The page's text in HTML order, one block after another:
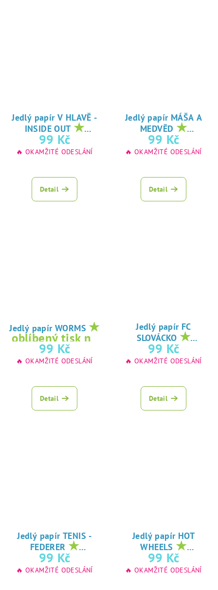
Jedlý papír V HLAVĚ -
INSIDE OUT ★
oblíbený tisk na
jedlý papír
99 Kč
🔥 OKAMŽITÉ ODESLÁNÍ
Detail
Jedlý papír MÁŠA A
MEDVĚD ★
oblíbený tisk na
jedlý papír
99 Kč
🔥 OKAMŽITÉ ODESLÁNÍ
Detail
Jedlý papír WORMS ★
oblíbený tisk na
jedlý papír
99 Kč
🔥 OKAMŽITÉ ODESLÁNÍ
Detail
Jedlý papír FC
SLOVÁCKO ★
oblíbený tisk na
jedlý papír
99 Kč
🔥 OKAMŽITÉ ODESLÁNÍ
Detail
Jedlý papír TENIS -
FEDERER ★
oblíbený tisk na
jedlý papír
99 Kč
🔥 OKAMŽITÉ ODESLÁNÍ
Jedlý papír HOT
WHEELS ★
oblíbený tisk na
jedlý papír
99 Kč
🔥 OKAMŽITÉ ODESLÁNÍ